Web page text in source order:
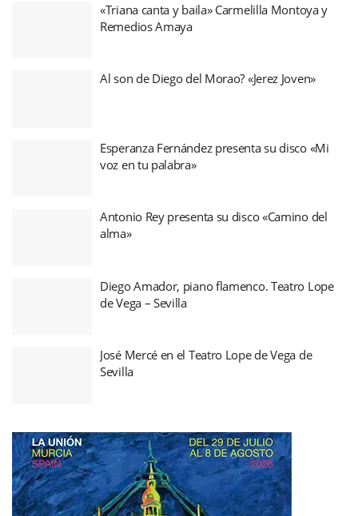
«Triana canta y baila» Carmelilla Montoya y
Remedios Amaya
Al son de Diego del Morao? «Jerez Joven»
Esperanza Fernández presenta su disco «Mi
voz en tu palabra»
Antonio Rey presenta su disco «Camino del
alma»
Diego Amador, piano flamenco. Teatro Lope
de Vega – Sevilla
José Mercé en el Teatro Lope de Vega de
Sevilla